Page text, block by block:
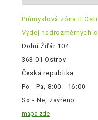
Průmyslová zóna II
Výdej nadrozměrných
Dolní Žďár 104
363 01 Ostrov
Česká republika
Po - Pá, 8:00 - 16:00
So - Ne, zavřeno
mapa zde